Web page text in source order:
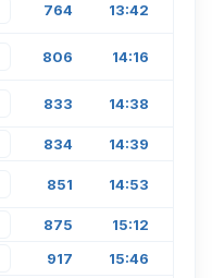
764 13:42
806 14:16
833 14:38
834 14:39
851 14:53
875 15:12
917 15:46